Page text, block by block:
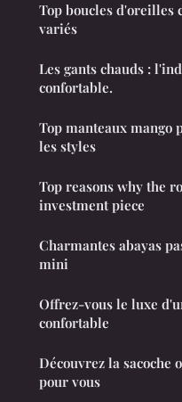
Top boucles d'oreilles
variés
Les gants chauds :
confortable.
Top manteaux mango
les styles
Top reasons why the
investment piece
Charmantes abayas
mini
Offrez-vous le luxe
confortable
Découvrez la
pour vous